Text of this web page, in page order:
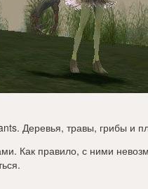
. Деревья, травы, грибы и
Как правило, с ними